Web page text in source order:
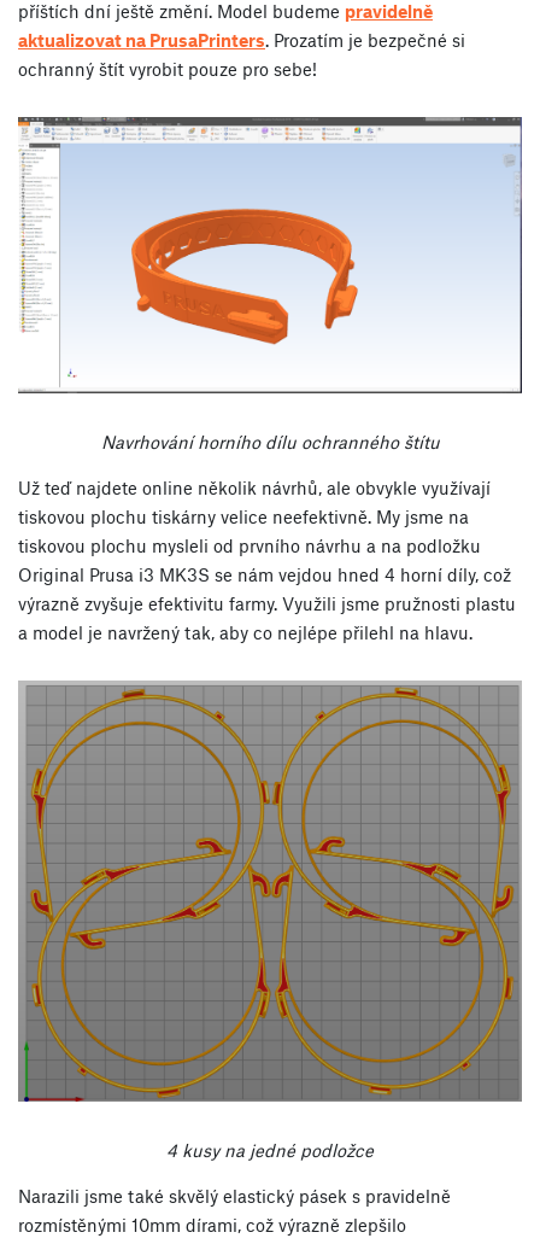
příštích dní ještě změní. Model budeme pravidelně
aktualizovat na PrusaPrinters. Prozatím je bezpečné si
ochranný štít vyrobit pouze pro sebe!
Navrhování horního dílu ochranného štítu
Už teď najdete online několik návrhů, ale obvykle využívají
tiskovou plochu tiskárny velice neefektivně. My jsme na
tiskovou plochu mysleli od prvního návrhu a na podložku
Original Prusa i3 MK3S se nám vejdou hned 4 horní díly, což
výrazně zvyšuje efektivitu farmy. Využili jsme pružnosti plastu
a model je navržený tak, aby co nejlépe přilehl na hlavu.
4 kusy na jedné podložce
Narazili jsme také skvělý elastický pásek s pravidelně
rozmístěnými 10mm dírami, což výrazně zlepšilo